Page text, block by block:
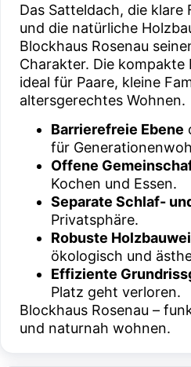
Das Satteldach, die klare
und die natürliche
Blockhaus Rosenau
Charakter. Die
ideal für Paare, kleine
altersgerechtes Wohnen.
Barrierefreie Ebene
für
Offene
Kochen und Essen.
Separate Schlaf-
Privatsphäre.
Robuste
ökologisch und
Effiziente
Platz geht verloren.
Blockhaus Rosenau –
und naturnah wohnen.